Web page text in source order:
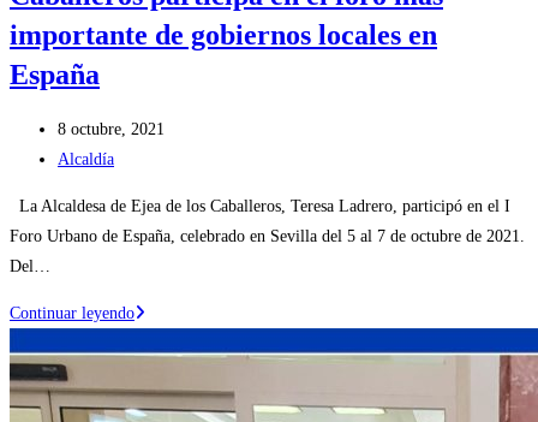
importante de gobiernos locales en
España
Publicación
de
8 octubre, 2021
Categoría
Alcaldía
La Alcaldesa de Ejea de los Caballeros, Teresa Ladrero, participó en el I
Foro Urbano de España, celebrado en Sevilla del 5 al 7 de octubre de 2021.
Del…
Continuar leyendoEl
Ejea